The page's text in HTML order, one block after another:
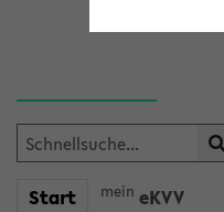
Start mein eKVV